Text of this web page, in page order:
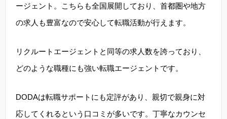
ージェント。こちらも全国展開しており、首都圏や地方
の求人も豊富なので安心して転職活動が行えます。
リクルートエージェントと同等の求人数を誇っており、
どのような職種にも強い転職エージェントです。
DODAは転職サポートにも定評があり、親切で親身に対
応してくれるという口コミが多いです。丁寧なカウンセ